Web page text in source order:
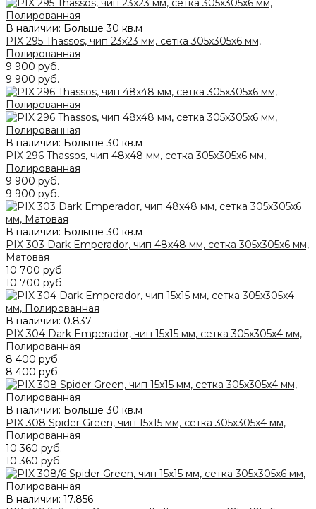
В наличии: Больше 30 кв.м
PIX 295 Thassos, чип 23x23 мм, сетка 305х305x6 мм,
Полированная
9 900 руб.
9 900 руб.
В наличии: Больше 30 кв.м
PIX 296 Thassos, чип 48x48 мм, сетка 305х305x6 мм,
Полированная
9 900 руб.
9 900 руб.
В наличии: Больше 30 кв.м
PIX 303 Dark Emperador, чип 48x48 мм, сетка 305х305x6 мм,
Матовая
10 700 руб.
10 700 руб.
В наличии: 0.837
PIX 304 Dark Emperador, чип 15x15 мм, сетка 305х305x4 мм,
Полированная
8 400 руб.
8 400 руб.
В наличии: Больше 30 кв.м
PIX 308 Spider Green, чип 15x15 мм, сетка 305х305x4 мм,
Полированная
10 360 руб.
10 360 руб.
В наличии: 17.856